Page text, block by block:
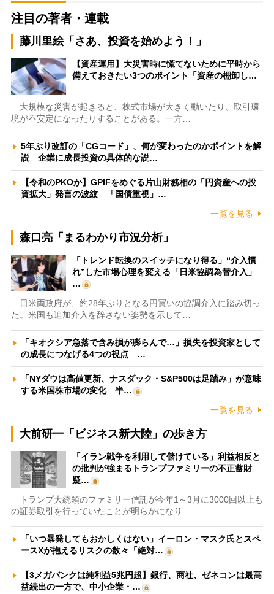
注目の著者・連載
藤川里絵「さあ、投資を始めよう！」
【資産運用】大災害時に慌てないために平時から
備えておきたい3つのポイント「資産の棚卸し…
大規模な災害が起きると、株式市場が大きく動いたり、取引環
境が不安定になったりすることがある。一方…
5年ぶり改訂の「CGコード」、何が変わったのかポイントを解
説 企業に成長投資の具体的な説…
【令和のPKOか】GPIFをめぐる片山財務相の「円資産への投
資拡大」発言の波紋 「国債重視」…
一覧を見る
森口亮「まるわかり市況分析」
「トレンド転換のスイッチになり得る」“介入慣
れ”した市場心理を変える「日米協調為替介入」
…
日米両政府が、約28年ぶりとなる円買いの協調介入に踏み切っ
た。米国も追加介入を辞さない姿勢を示して…
「キオクシア急落で含み損が膨らんで…」損失を投資家として
の成長につなげる4つの視点 …
「NYダウは高値更新、ナスダック・S&P500は足踏み」が意味
する米国株市場の変化 半…
一覧を見る
大前研一「ビジネス新大陸」の歩き方
「イラン戦争を利用して儲けている」利益相反と
の批判が強まるトランプファミリーの不正蓄財
疑…
トランプ大統領のファミリー信託が今年1～3月に3000回以上も
の証券取引を行っていたことが明らかになり…
「いつ暴発してもおかしくはない」イーロン・マスク氏とスペ
ースXが抱えるリスクの数々「絶対…
【3メガバンクは純利益5兆円超】銀行、商社、ゼネコンは最高
益続出の一方で、中小企業・…